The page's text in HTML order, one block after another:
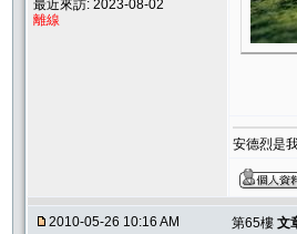
最近來訪: 2023-08-02
離線
安德烈是
2010-05-26 10:16 AM 第65樓 文